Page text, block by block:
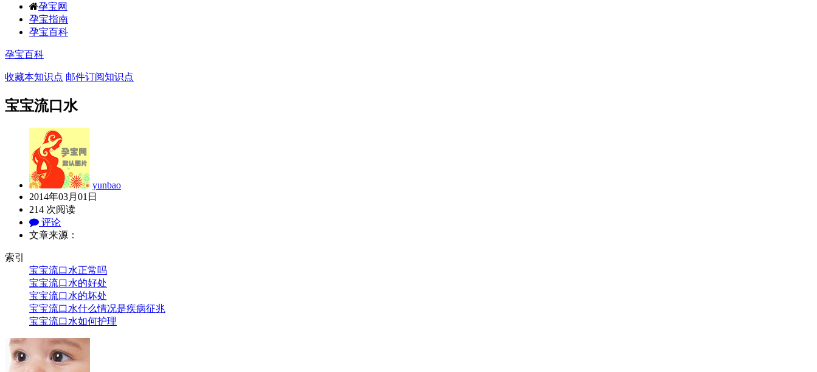
孕宝网
孕宝指南
孕宝百科
孕宝百科
收藏本知识点 邮件订阅知识点
宝宝流口水
yunbao
2014年03月01日
214 次阅读
评论
文章来源：
索引
宝宝流口水正常吗
宝宝流口水的好处
宝宝流口水的坏处
宝宝流口水什么情况是疾病征兆
宝宝流口水如何护理